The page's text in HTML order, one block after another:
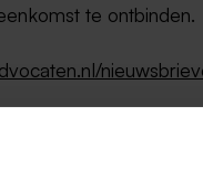
te ontbinden.